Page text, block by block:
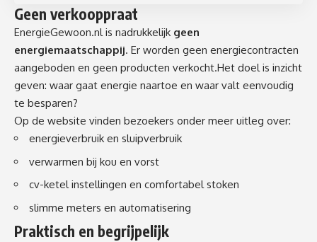
Geen verkooppraat
EnergieGewoon.nl is nadrukkelijk geen
energiemaatschappij. Er worden geen energiecontracten
aangeboden en geen producten verkocht.Het doel is inzicht
geven: waar gaat energie naartoe en waar valt eenvoudig
te besparen?
Op de website vinden bezoekers onder meer uitleg over:
energieverbruik en sluipverbruik
verwarmen bij kou en vorst
cv-ketel instellingen en comfortabel stoken
slimme meters en automatisering
Praktisch en begrijpelijk